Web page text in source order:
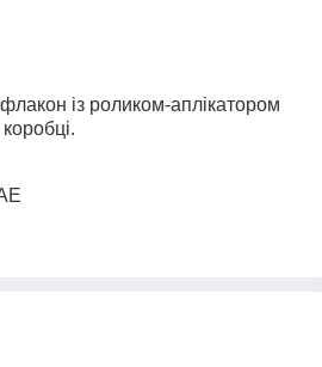
із роликом-аплікатором